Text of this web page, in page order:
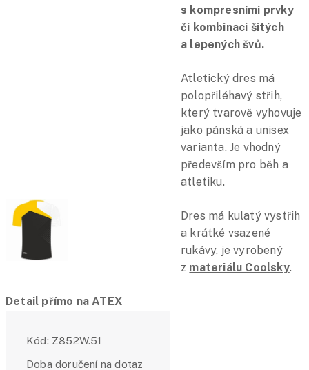
s kompresními prvky
či kombinaci šitých
a lepených švů.
Atletický dres má
polopřiléhavý střih,
který tvarově vyhovuje
jako pánská a unisex
varianta. Je vhodný
především pro běh a
atletiku.
Dres má kulatý vystřih
a krátké vsazené
rukávy, je vyrobený
z materiálu Coolsky.
Detail přímo na ATEX
Kód: Z852W.51
Doba doručení na dotaz